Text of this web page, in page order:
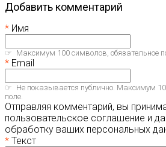
Добавить комментарий
Имя
Максимум 100 символов, обязательное
Email
Не показывается публично. Максимум
поле.
Отправляя комментарий, вы
пользовательское соглашение и
обработку ваших персональных
Текст